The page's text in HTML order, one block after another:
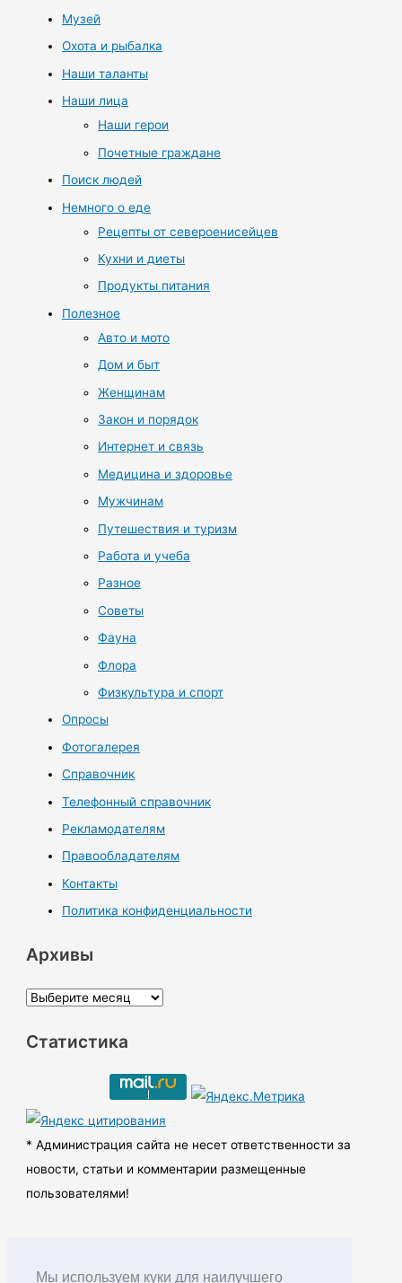
Мы используем куки для наилучшего
Музей
Охота и рыбалка
Наши таланты
Наши лица
Наши герои
Почетные граждане
Поиск людей
Немного о еде
Рецепты от североенисейцев
Кухни и диеты
Продукты питания
Полезное
Авто и мото
Дом и быт
Женщинам
Закон и порядок
Интернет и связь
Медицина и здоровье
Мужчинам
Путешествия и туризм
Работа и учеба
Разное
Советы
Фауна
Флора
Физкультура и спорт
Опросы
Фотогалерея
Справочник
Телефонный справочник
Рекламодателям
Правообладателям
Контакты
Политика конфиденциальности
Архивы
А
х
ы
Статистика
* Администрация сайта не несет ответственности за
новости, статьи и комментарии размещенные
пользователями!